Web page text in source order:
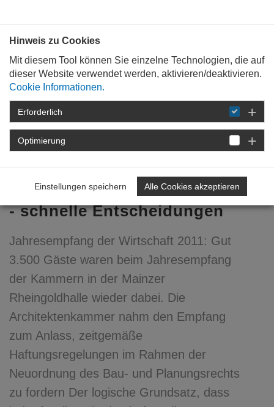
STARTSEITE
FORTBILDUNG
DETAIL
Nötige Regeln - gute Bildung
- schnelle Entscheidungen
Jahresempfang der Wirtschaft 2011: Gut
3.500 Gäste waren beim Jahresempfang
der Kammern in der Mainzer
Rheingoldhalle wieder dabei. Die
Architektenkammer nahm den Empfang
zum Anlass, zeitgemäße
Haftungsregelungen im Rahmen der
Neuordnung des Bau- und Planungsrechts
zu fordern Der logische Grundsatz, dass
Hinweis zu Cookies
Mit diesem Tool können Sie einzelne Technologien, die auf
dieser Website verwendet werden, aktivieren/deaktivieren.
Cookie Informationen.
Erforderlich
Optimierung
Einstellungen speichern Alle Cookies akzeptieren